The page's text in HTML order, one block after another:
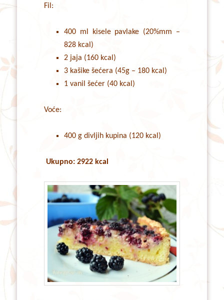
Fil:
400 ml kisele pavlake (20%mm –
828 kcal)
2 jaja (160 kcal)
3 kašike šećera (45g – 180 kcal)
1 vanil šećer (40 kcal)
Voće:
400 g divljih kupina (120 kcal)
Ukupno: 2922 kcal